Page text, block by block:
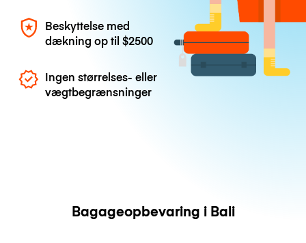
Beskyttelse med
dækning op til$2500
Ingen størrelses- eller
vægtbegrænsninger
Bagageopbevaring i Bali